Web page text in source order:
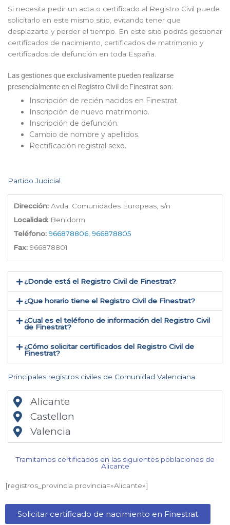
Si necesita pedir un acta o certificado al Registro Civil puede
solicitarlo en este mismo sitio, evitando tener que
desplazarte y perder el tiempo. En este sitio podrás gestionar
certificados de nacimiento, certificados de matrimonio y
certificados de defunción en toda España.
Las gestiones que exclusivamente pueden realizarse
presencialmente en el Registro Civil de Finestrat son:
Inscripción de recién nacidos en Finestrat.
Inscripción de nuevo matrimonio.
Inscripción de defunción.
Cambio de nombre y apellidos.
Rectificación registral sexo.
Partido Judicial
Dirección: Avda. Comunidades Europeas, s/n
Localidad: Benidorm
Teléfono: 966878806, 966878805
Fax: 966878801
¿Donde está el Registro Civil de Finestrat​?
¿Que horario tiene el Registro Civil de Finestrat?
¿Cual es el teléfono de información del Registro Civil
de Finestrat​?
¿Cómo solicitar certificados del Registro Civil de
Finestrat​?
Principales registros civiles de Comunidad Valenciana
Alicante
Castellon
Valencia
Tramitamos certificados en las siguientes poblaciones de
Alicante​
[registros_provincia provincia=»Alicante​»]
Solicitar certificado de nacimiento en Finestrat​